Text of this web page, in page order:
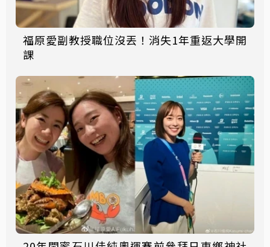
福原愛副教授職位沒丟！消失1年重返大學開
課